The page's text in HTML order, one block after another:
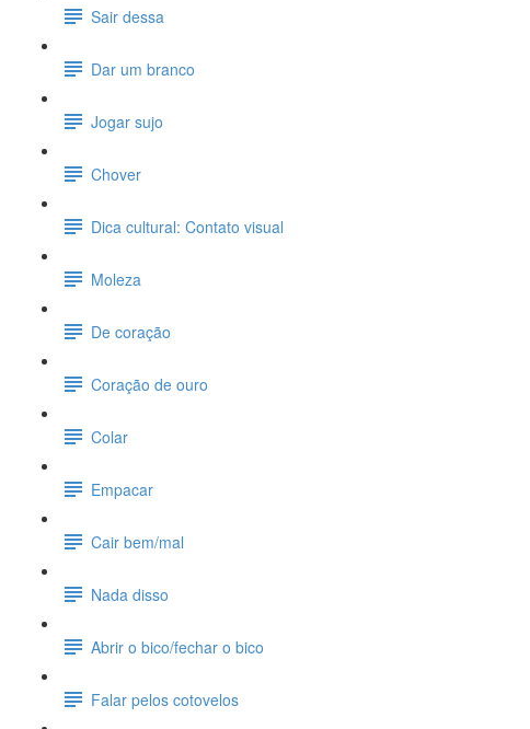
Sair dessa
Dar um branco
Jogar sujo
Chover
Dica cultural: Contato visual
Moleza
De coração
Coração de ouro
Colar
Empacar
Cair bem/mal
Nada disso
Abrir o bico/fechar o bico
Falar pelos cotovelos